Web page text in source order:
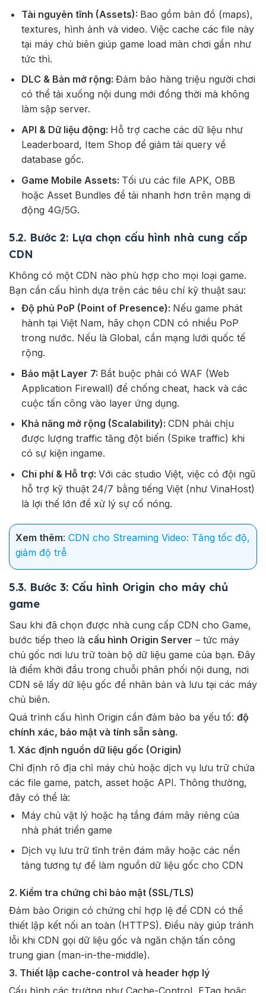
Tài nguyên tĩnh (Assets): Bao gồm bản đồ (maps),
textures, hình ảnh và video. Việc cache các file này
tại máy chủ biên giúp game load màn chơi gần như
tức thì.
DLC & Bản mở rộng: Đảm bảo hàng triệu người chơi
có thể tải xuống nội dung mới đồng thời mà không
làm sập server.
API & Dữ liệu động: Hỗ trợ cache các dữ liệu như
Leaderboard, Item Shop để giảm tải query về
database gốc.
Game Mobile Assets: Tối ưu các file APK, OBB
hoặc Asset Bundles để tải nhanh hơn trên mạng di
động 4G/5G.
5.2. Bước 2: Lựa chọn cấu hình nhà cung cấp
CDN
Không có một CDN nào phù hợp cho mọi loại game.
Bạn cần cấu hình dựa trên các tiêu chí kỹ thuật sau:
Độ phủ PoP (Point of Presence): Nếu game phát
hành tại Việt Nam, hãy chọn CDN có nhiều PoP
trong nước. Nếu là Global, cần mạng lưới quốc tế
rộng.
Bảo mật Layer 7: Bắt buộc phải có WAF (Web
Application Firewall) để chống cheat, hack và các
cuộc tấn công vào layer ứng dụng.
Khả năng mở rộng (Scalability): CDN phải chịu
được lượng traffic tăng đột biến (Spike traffic) khi
có sự kiện ingame.
Chi phí & Hỗ trợ: Với các studio Việt, việc có đội ngũ
hỗ trợ kỹ thuật 24/7 bằng tiếng Việt (như VinaHost)
là lợi thế lớn để xử lý sự cố nóng.
Xem thêm: CDN cho Streaming Video: Tăng tốc độ,
giảm độ trễ
5.3. Bước 3: Cấu hình Origin cho máy chủ
game
Sau khi đã chọn được nhà cung cấp CDN cho Game,
bước tiếp theo là cấu hình Origin Server – tức máy
chủ gốc nơi lưu trữ toàn bộ dữ liệu game của bạn. Đây
là điểm khởi đầu trong chuỗi phân phối nội dung, nơi
CDN sẽ lấy dữ liệu gốc để nhân bản và lưu tại các máy
chủ biên.
Quá trình cấu hình Origin cần đảm bảo ba yếu tố: độ
chính xác, bảo mật và tính sẵn sàng.
1. Xác định nguồn dữ liệu gốc (Origin)
Chỉ định rõ địa chỉ máy chủ hoặc dịch vụ lưu trữ chứa
các file game, patch, asset hoặc API. Thông thường,
đây có thể là:
Máy chủ vật lý hoặc hạ tầng đám mây riêng của
nhà phát triển game
Dịch vụ lưu trữ tĩnh trên đám mây hoặc các nền
tảng tương tự để làm nguồn dữ liệu gốc cho CDN
2. Kiểm tra chứng chỉ bảo mật (SSL/TLS)
Đảm bảo Origin có chứng chỉ hợp lệ để CDN có thể
thiết lập kết nối an toàn (HTTPS). Điều này giúp tránh
lỗi khi CDN gọi dữ liệu gốc và ngăn chặn tấn công
trung gian (man-in-the-middle).
3. Thiết lập cache-control và header hợp lý